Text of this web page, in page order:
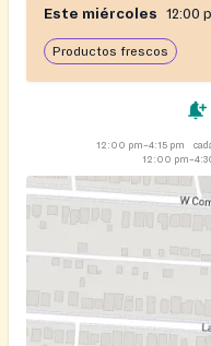
Este miércoles 12:00
Productos frescos
12:00 pm–4:15 pm
12:00